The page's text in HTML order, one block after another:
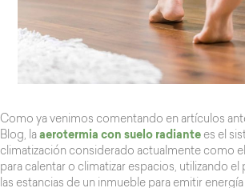
Como ya venimos comentando en artículos
Blog, la aerotermia con suelo radiante es el
climatización considerado actualmente como el
para calentar o climatizar espacios, utilizando el
las estancias de un inmueble para emitir